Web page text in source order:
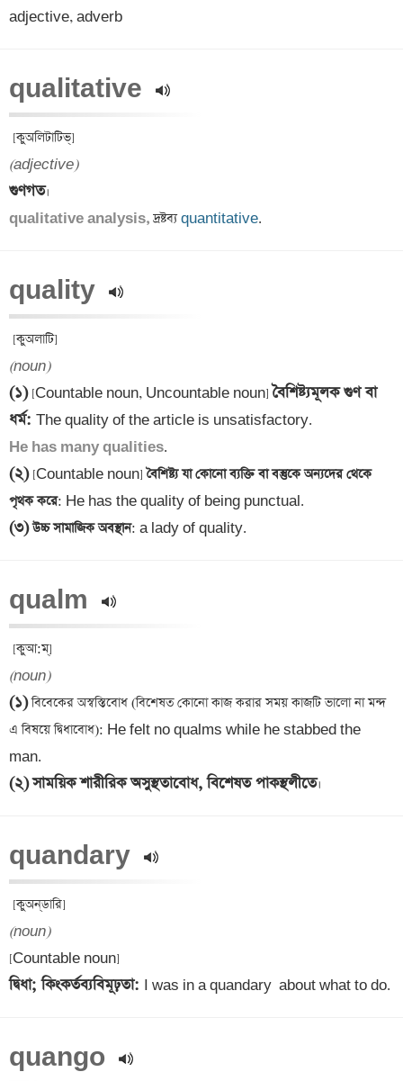
adjective, adverb
qualitative
(adjective)
গুণগত
qualitative analysis, দ্রষ্টব্য quantitative.
quality
(noun)
(১) [Countable noun, Uncountable noun] বৈশিষ্ট্যমূলক গুণ বা
ধর্ম:
He has many qualities
(২) [Countable noun] বৈশিষ্ট্য যা কোনো ব্যক্তি বা বস্তুকে অন্যদের থেকে
পৃথক করে
(৩) উচ্চ সামাজিক অবস্থান: a lady of quality.
qualm
(noun)
(১) বিবেকের অস্বস্তিবোধ (বিশেষত কোনো কাজ করার সময় কাজটি ভালো না মন্দ
এ বিষয়ে দ্বিধাবোধ): He felt no qualms while he stabbed the
(২)সাময়িক শারীরিক অসুস্থতাবোধ, বিশেষত পাকস্থলীতে
quandary
(noun)
দ্বিধা; কিংকর্তব্যবিমূঢ়তা: I was in a quandary  about what to do.
quango